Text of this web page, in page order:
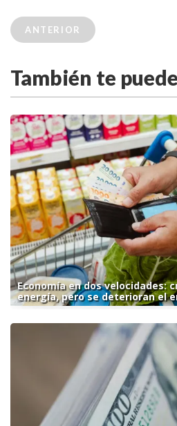
ANTERIOR
También te
Economía en dos velocidades:
energía, pero se deterioran el